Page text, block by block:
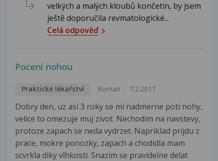
velkých a malých kloubů končetin, by jsem
ještě doporučila revmatologické...
Celá odpověď
Pocení nohou
Praktické lékařství Roman 7.2.2017
Dobry den, uz asi 3 roky se mi nadmerne poti nohy,
velice to omezuje muj zivot. Nechodim na navstevy,
protoze zapach se neda vydrzet. Napriklad prijdu z
prace, mokre ponozky, zapach a chodidla mam
scvrkla diky vlhkosti. Snazim se pravidelne delat